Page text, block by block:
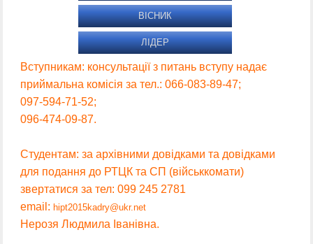
ВІСНИК
ЛІДЕР
Вступникам: консультації з питань вступу надає
приймальна комісія за тел.: 066-083-89-47;
097-594-71-52;
096-474-09-87.
Студентам: за архівними довідками та довідками
для подання до РТЦК та СП (військкомати)
звертатися за тел: 099 245 2781
email:hipt2015kadry@ukr.net
Нерозя Людмила Іванівна.